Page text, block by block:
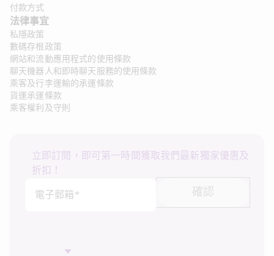
付款方式
法律事宜
私隱政策
數碼存根政策
網站和流動應用程式的使用條款
聊天機器人和即時聊天服務的使用條款
乘客及行李運輸的承運條款
貨運承運條款
乘客權利及守則
立即訂閱，即可第一時間獲取我們最新獨家優惠及
折扣！
電子郵箱*
確認